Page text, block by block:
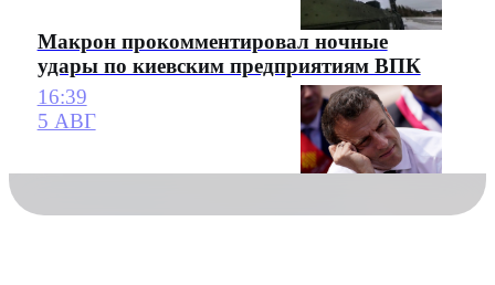
Макрон прокомментировал ночные
удары по киевским предприятиям ВПК
16:39
5 АВГ